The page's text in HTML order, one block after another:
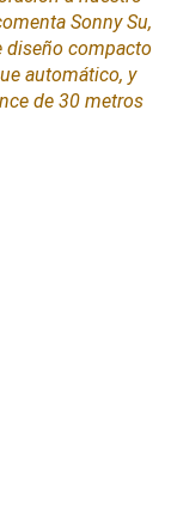
Sonny Su,
diseño compacto
automático, y
de 30 metros